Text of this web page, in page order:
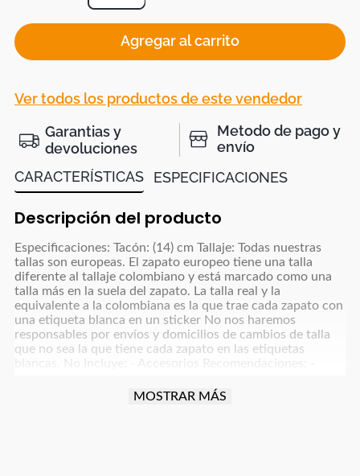
Agregar al carrito
Ver todos los productos de este vendedor
Garantias y
devoluciones
Metodo de pago y
envío
CARACTERÍSTICAS
ESPECIFICACIONES
Descripción del producto
Especificaciones: Tacón: (14) cm Tallaje: Todas nuestras
tallas son europeas. El zapato europeo tiene una talla
diferente al tallaje colombiano y está marcado como una
talla más en la suela del zapato. La talla real y la
equivalente a la colombiana es la que trae cada zapato con
una etiqueta blanca en un sticker No nos haremos
responsables por envíos y domicilios de cambios de talla
que no sea la que tiene cada zapato en las etiquetas
blancas. No Incluye: - Accesorios Recomendaciones: -
colores claros y paño oscuro para colores café, azul
MOSTRAR MÁS